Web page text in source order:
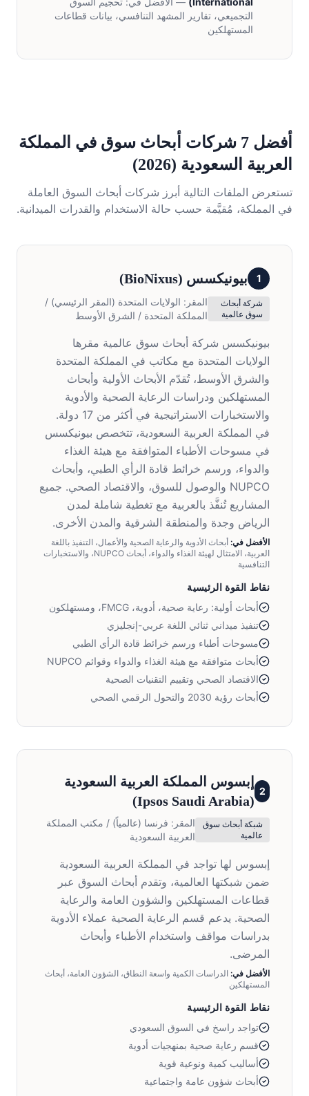
التجميعي، تقارير المشهد التنافسي، بيانات قطاعات
المستهلكين
أفضل 7 شركات أبحاث سوق في المملكة
العربية السعودية (2026)
تستعرض الملفات التالية أبرز شركات أبحاث السوق العاملة
في المملكة، مُقيَّمة حسب حالة الاستخدام والقدرات الميدانية.
1 بيونيكسس (
BioNixus
)
شركة أبحاث
سوق عالمية
المقر: الولايات المتحدة (المقر الرئيسي) /
المملكة المتحدة / الشرق الأوسط
بيونيكسس شركة أبحاث سوق عالمية مقرها
الولايات المتحدة مع مكاتب في المملكة المتحدة
والشرق الأوسط، تُقدّم الأبحاث الأولية وأبحاث
المستهلكين ودراسات الرعاية الصحية والأدوية
والاستخبارات الاستراتيجية في أكثر من 17 دولة.
في المملكة العربية السعودية، تتخصص بيونيكسس
في مسوحات الأطباء المتوافقة مع هيئة الغذاء
والدواء، ورسم خرائط قادة الرأي الطبي، وأبحاث
NUPCO والوصول للسوق، والاقتصاد الصحي. جميع
المشاريع تُنفَّذ بالعربية مع تغطية شاملة لمدن
الرياض وجدة والمنطقة الشرقية والمدن الأخرى.
الأفضل في: أبحاث الأدوية والرعاية الصحية والأعمال، التنفيذ باللغة
العربية، الامتثال لهيئة الغذاء والدواء، أبحاث NUPCO، والاستخبارات
التنافسية
نقاط القوة الرئيسية
أبحاث أولية: رعاية صحية، أدوية، FMCG، ومستهلكون
تنفيذ ميداني ثنائي اللغة عربي-إنجليزي
مسوحات أطباء ورسم خرائط قادة الرأي الطبي
أبحاث متوافقة مع هيئة الغذاء والدواء وقوائم NUPCO
الاقتصاد الصحي وتقييم التقنيات الصحية
أبحاث رؤية 2030 والتحول الرقمي الصحي
2
إبسوس المملكة العربية السعودية
(
Ipsos Saudi Arabia
)
شبكة أبحاث سوق
عالمية
المقر: فرنسا (عالمياً) / مكتب المملكة
العربية السعودية
إبسوس لها تواجد في المملكة العربية السعودية
ضمن شبكتها العالمية، وتقدم أبحاث السوق عبر
قطاعات المستهلكين والشؤون العامة والرعاية
الصحية. يدعم قسم الرعاية الصحية عملاء الأدوية
بدراسات مواقف واستخدام الأطباء وأبحاث
المرضى.
الأفضل في: الدراسات الكمية واسعة النطاق، الشؤون العامة، أبحاث
المستهلكين
نقاط القوة الرئيسية
تواجد راسخ في السوق السعودي
قسم رعاية صحية بمنهجيات أدوية
أساليب كمية ونوعية قوية
أبحاث شؤون عامة واجتماعية